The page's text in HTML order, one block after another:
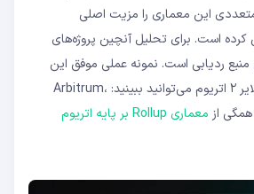
این معماری را مزیت اصلی
کرده است. برای تحلیل آنچین پروژه‌های
منبع ردیابی است. نمونه عملی موفق این
رویکرد را در اکوسیستم لایر ۲ اتریوم می‌توانید ببینید: Arbitrum،
معماری Rollup بر پایه اتریوم